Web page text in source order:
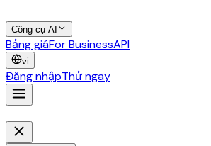
Công cụ AI
Bảng giáFor BusinessAPI
vi
Đăng nhậpThử ngay